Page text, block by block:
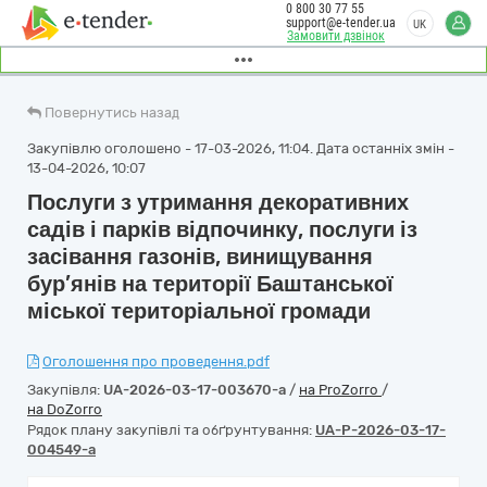
Замовити дзвінок
0 800 30 77 55
support@e-tender.ua
UK
Повернутись назад
Закупівлю оголошено - 17-03-2026, 11:04. Дата останніх змін -
13-04-2026, 10:07
Послуги з утримання декоративних
садів і парків відпочинку, послуги із
засівання газонів, винищування
бур’янів на території Баштанської
міської територіальної громади
Оголошення про проведення.pdf
Закупівля: UA-2026-03-17-003670-a / на ProZorro /
на DoZorro
Рядок плану закупівлі та обґрунтування: UA-P-2026-03-17-
004549-a